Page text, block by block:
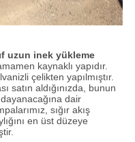
uzun inek yükleme
kaynaklı yapıdır.
çelikten yapılmıştır.
satın aldığınızda, bunun
dair
sığır akış
en üst düzeye